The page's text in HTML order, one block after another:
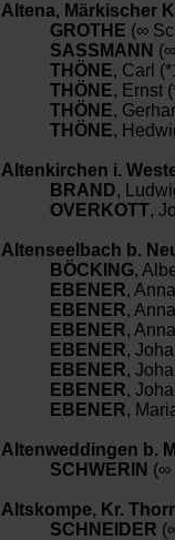
Altena, Märkischer
GROTHE (∞
SASSMANN
THÖNE, Carl
THÖNE, Ernst
THÖNE,
THÖNE,
Altenkirchen i.
BRAND,
OVERKOTT,
Altenseelbach b.
BÖCKING,
EBENER,
EBENER,
EBENER,
EBENER,
EBENER,
EBENER,
EBENER,
Altenweddingen b.
SCHWERIN (∞
Altskompe, Kr.
SCHNEIDER